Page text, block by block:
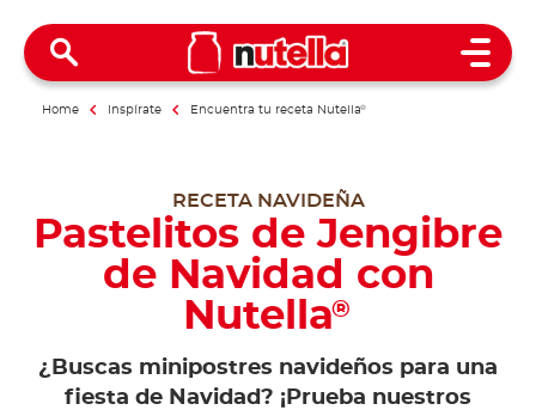
Open
Home Inspírate Encuentra tu receta Nutella®
RECETA NAVIDEÑA
Pastelitos de Jengibre
de Navidad con
Nutella®
¿Buscas minipostres navideños para una
fiesta de Navidad? ¡Prueba nuestros